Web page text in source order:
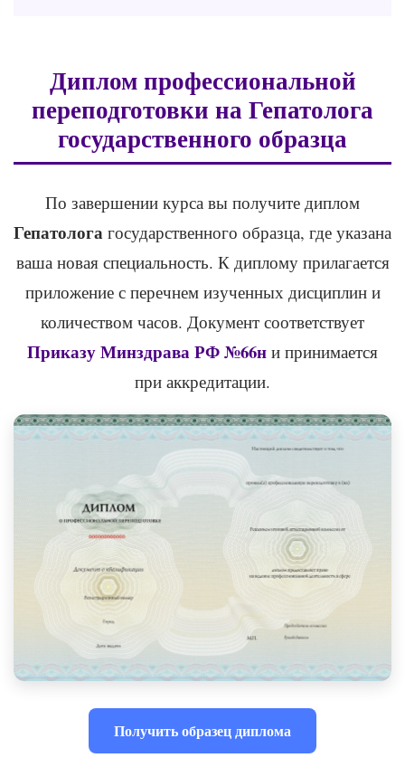
Диплом профессиональной
переподготовки на Гепатолога
государственного образца
По завершении курса вы получите диплом
Гепатолога государственного образца, где указана
ваша новая специальность. К диплому прилагается
приложение с перечнем изученных дисциплин и
количеством часов. Документ соответствует
Приказу Минздрава РФ №66н и принимается
при аккредитации.
Получить образец диплома